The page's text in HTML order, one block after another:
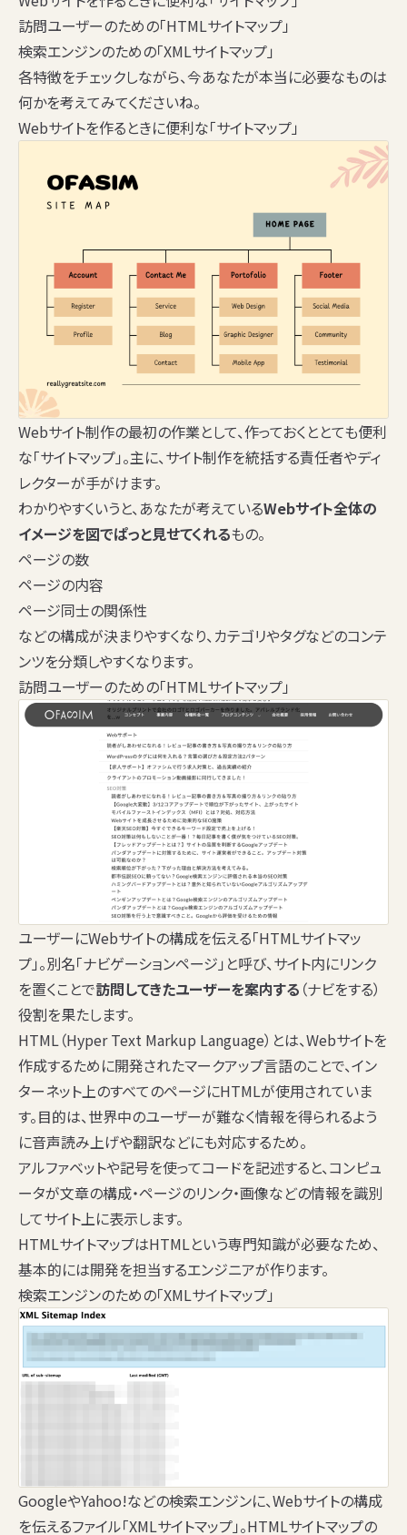
訪問ユーザーのための「HTMLサイトマップ」
検索エンジンのための「XMLサイトマップ」
各特徴をチェックしながら、今あなたが本当に必要なものは
何かを考えてみてくださいね。
Webサイトを作るときに便利な「サイトマップ」
Webサイト制作の最初の作業として、作っておくととても便利
な「サイトマップ」。主に、サイト制作を統括する責任者やディ
レクターが手がけます。
わかりやすくいうと、あなたが考えているWebサイト全体の
イメージを図でぱっと見せてくれるもの。
ページの数
ページの内容
ページ同士の関係性
などの構成が決まりやすくなり、カテゴリやタグなどのコンテ
ンツを分類しやすくなります。
訪問ユーザーのための「HTMLサイトマップ」
ユーザーにWebサイトの構成を伝える「HTMLサイトマッ
プ」。別名「ナビゲーションページ」と呼び、サイト内にリンク
を置くことで訪問してきたユーザーを案内する （ナビをする）
役割を果たします。
HTML（Hyper Text Markup Language）とは、Webサイトを
作成するために開発されたマークアップ言語のことで、イン
ターネット上のすべてのページにHTMLが使用されていま
す。目的は、世界中のユーザーが難なく情報を得られるよう
に音声読み上げや翻訳などにも対応するため。
アルファベットや記号を使ってコードを記述すると、コンピュ
ータが文章の構成・ページのリンク・画像などの情報を識別
してサイト上に表示します。
HTMLサイトマップはHTMLという専門知識が必要なため、
基本的には開発を担当するエンジニアが作ります。
検索エンジンのための「XMLサイトマップ」
GoogleやYahoo!などの検索エンジンに、Webサイトの構成
を伝えるファイル「XMLサイトマップ」。HTMLサイトマップの